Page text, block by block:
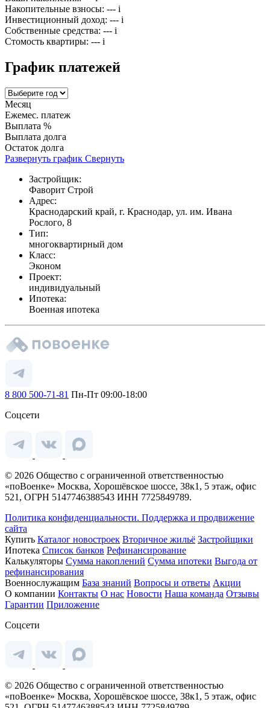
Накопительные взносы: --- i
Инвестиционный доход: --- i
Собственные средства: --- i
Стомость квартиры: --- i
График платежей
Месяц
Ежемес. платеж
Выплата %
Выплата долга
Остаток долга
Развернуть график Свернуть
Застройщик:
Фаворит Строй
Адрес:
Краснодарский край, г. Краснодар, ул. им. Ивана
Рослого, 8
Тип:
многоквартирный дом
Класс:
Эконом
Проект:
индивидуальный
Ипотека:
Военная ипотека
8 800 500-71-81 Пн-Пт 09:00-18:00
Соцсети
© 2026 Общество с ограниченной ответственностью
«поВоенке» Москва, Хорошёвское шоссе, 38к1, 5 этаж, офис
521, ОГРН 5147746388543 ИНН 7725849789.
Политика конфиденциальности. Поддержка и продвижение
сайта
Купить Каталог новостроек Вторичное жильё Застройщики
Ипотека Список банков Рефинансирование
Калькуляторы Сумма накоплений Сумма ипотеки Выгода от
рефинансирования
Военнослужащим База знаний Вопросы и ответы Акции
О компании Контакты О нас Новости Наша команда Отзывы
Гарантии Приложение
Соцсети
© 2026 Общество с ограниченной ответственностью
«поВоенке» Москва, Хорошёвское шоссе, 38к1, 5 этаж, офис